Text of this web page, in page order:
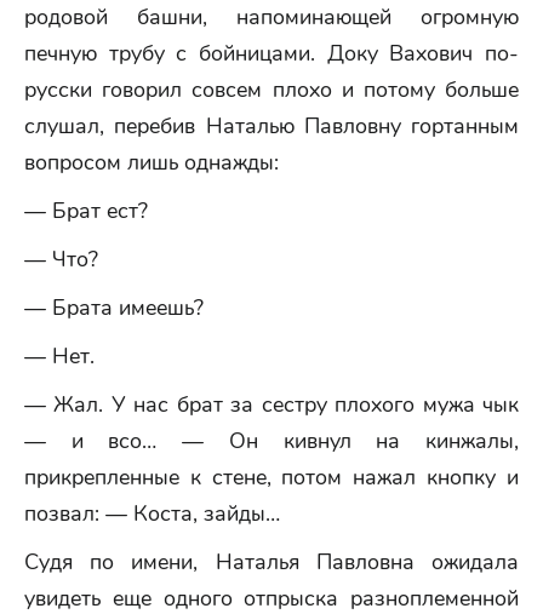
родовой башни, напоминающей огромную
печную трубу с бойницами. Доку Вахович по-
русски говорил совсем плохо и потому больше
слушал, перебив Наталью Павловну гортанным
вопросом лишь однажды:
— Брат ест?
— Что?
— Брата имеешь?
— Нет.
— Жал. У нас брат за сестру плохого мужа чык
— и всо… — Он кивнул на кинжалы,
прикрепленные к стене, потом нажал кнопку и
позвал: — Коста, зайды…
Судя по имени, Наталья Павловна ожидала
увидеть еще одного отпрыска разноплеменной